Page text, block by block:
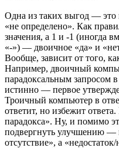
Одна из таких выгод — это
«не определено». Как
значения, а 1 и -1 (иногда
«-») — двоичное «да» и
Вообще, зависит от того,
Например, двоичный
парадоксальным запросом
истинно — первое
Троичный компьютер в
ответит, но избежит
парадокса». Ну, и помимо
подвергнуть улучшению —
отсутствие», а